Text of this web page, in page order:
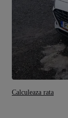
Calculeaza rata